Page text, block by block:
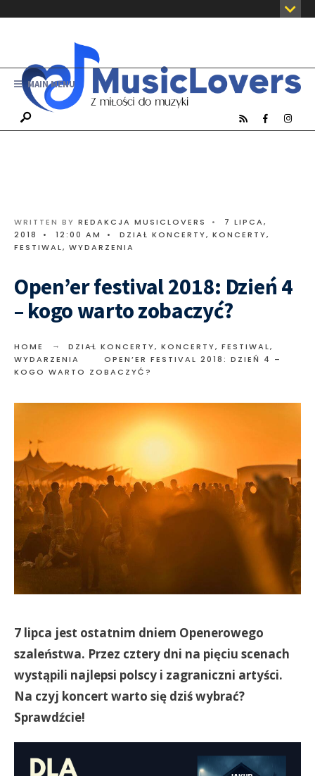
MAIN MENU
WRITTEN BY REDAKCJA MUSICLOVERS •
7 LIPCA,
2018
• 12:00 AM • DZIAŁ KONCERTY, KONCERTY,
FESTIWAL, WYDARZENIA
Open’er festival 2018: Dzień 4
– kogo warto zobaczyć?
HOME DZIAŁ KONCERTY, KONCERTY, FESTIWAL,
WYDARZENIA
OPEN’ER FESTIVAL 2018: DZIEŃ 4 –
KOGO WARTO ZOBACZYĆ?
7 lipca jest ostatnim dniem Openerowego
szaleństwa. Przez cztery dni na pięciu scenach
wystąpili najlepsi polscy i zagraniczni artyści.
Na czyj koncert warto się dziś wybrać?
Sprawdźcie!